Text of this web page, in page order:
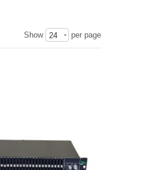
Show 24 per page